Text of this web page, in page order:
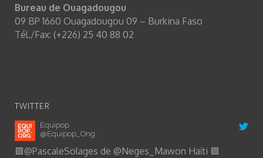
Bureau de Ouagadougou
09 BP 1660 Ouagadougou 09 – Burkina Faso
Tél./Fax: (+226) 25 40 88 02
TWITTER
Equipop
@Equipop_Ong
🟩@PascaleSolages de @Neges_Mawon Haïti 🟩